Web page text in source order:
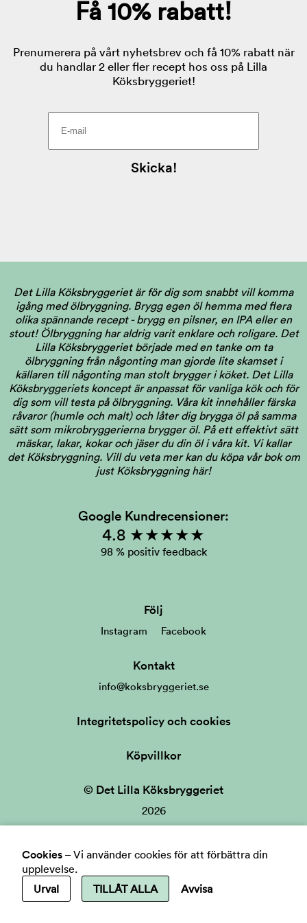
Det Lilla Köksbryggeriet är för dig som snabbt vill komma
igång med ölbryggning. Brygg egen öl hemma med flera
olika spännande recept - brygg en pilsner, en IPA eller en
stout! Ölbryggning har aldrig varit enklare och roligare. Det
Lilla Köksbryggeriet började med en tanke om ta
ölbryggning från någonting man gjorde lite skamset i
källaren till någonting man stolt brygger i köket. Det Lilla
Köksbryggeriets koncept är anpassat för vanliga kök och för
dig som vill testa på ölbryggning. Våra kit innehåller färska
råvaror (humle och malt) och låter dig brygga öl på samma
sätt som mikrobryggerierna brygger öl. På ett effektivt sätt
mäskar, lakar, kokar och jäser du din öl i våra kit. Vi kallar
det Köksbryggning. Vill du veta mer kan du köpa vår bok om
just Köksbryggning här!
Google Kundrecensioner:
4.8 ★★★★★
98 % positiv feedback
© Det Lilla Köksbryggeriet
2026
Kontakt
info@koksbryggeriet.se
Integritetspolicy och cookies
Köpvillkor
Följ
Instagram Facebook
Cookies –Vi använder cookies för att förbättra din
upplevelse.
Urval
TILLÅT ALLA Avvisa